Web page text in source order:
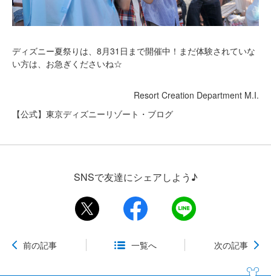
ディズニー夏祭りは、8月31日まで開催中！まだ体験されていな
い方は、お急ぎくださいね☆
Resort Creation Department M.I.
【公式】東京ディズニーリゾート・ブログ
SNSで友達にシェアしよう♪
前の記事 一覧へ 次の記事